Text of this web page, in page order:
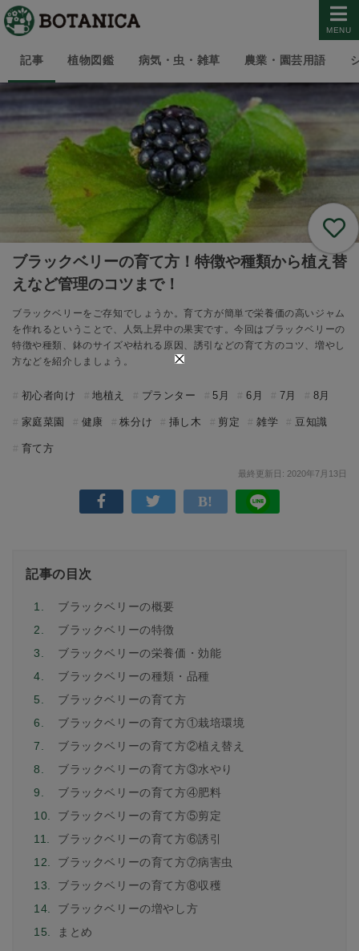
MENU
記事 植物図鑑 病気・虫・雑草 農業・園芸用語
ブラックベリーの育て方！特徴や種類から植え替
えなど管理のコツまで！
ブラックベリーをご存知でしょうか。育て方が簡単で栄養価の高いジャム
を作れるということで、人気上昇中の果実です。今回はブラックベリーの
特徴や種類、鉢のサイズや枯れる原因、誘引などの育て方のコツ、増やし
方などを紹介しましょう。
初心者向け 地植え プランター 5月 6月 7月 8月
家庭菜園 健康 株分け 挿し木 剪定 雑学 豆知識
育て方
最終更新日: 2020年7月13日
記事の目次
1.
ブラックベリーの概要
2.
ブラックベリーの特徴
3.
ブラックベリーの栄養価・効能
4.
ブラックベリーの種類・品種
5.
ブラックベリーの育て方
6.
ブラックベリーの育て方①栽培環境
7.
ブラックベリーの育て方②植え替え
8.
ブラックベリーの育て方③水やり
9.
ブラックベリーの育て方④肥料
10.
ブラックベリーの育て方⑤剪定
11.
ブラックベリーの育て方⑥誘引
12.
ブラックベリーの育て方⑦病害虫
13.
ブラックベリーの育て方⑧収穫
14.
ブラックベリーの増やし方
15.
まとめ